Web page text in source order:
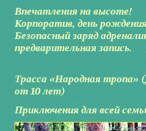
Впечатления на высоте!
Корпоратив, день
Безопасный заряд
предварительная запись.
Трасса «Народная тропа»
от 10 лет)
Приключения для всей